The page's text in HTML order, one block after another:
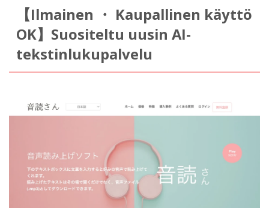
【Ilmainen ・ Kaupallinen käyttö
OK】Suositeltu uusin AI-
tekstinlukupalvelu